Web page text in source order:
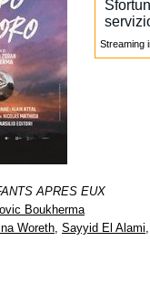
Streaming
APRES EUX
Boukherma
Woreth, Sayyid El Alami,